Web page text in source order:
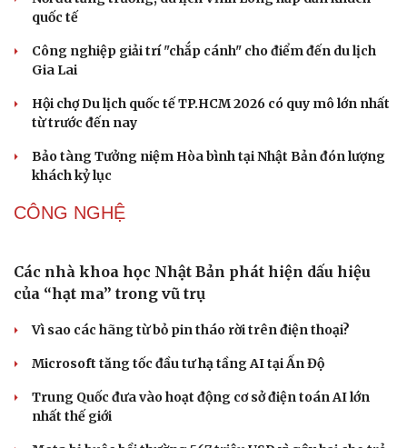
Sân khấu - Điện ảnh
Âm nhạc
Di sản
Sao Việt
truyền thống ở miền Tây
Phản ứng của Dwayne Johnson khi Moana bị giới phê
bình chê bai
The Odyssey vượt 1 tỷ USD, Christopher Nolan tái lập kỳ
tích sau 14 năm
Cần một hệ sinh thái trách nhiệm để ngăn âm nhạc lệch
chuẩn
Khi bảo tàng đưa hiện vật bước ra khỏi tủ kính trò
DU LỊCH
Những hương vị đưa TP.HCM thành thiên đường
ẩm thực đường phố hàng đầu thế giới
Nối đà tăng trưởng, du lịch Vĩnh Long hấp dẫn khách
quốc tế
Công nghiệp giải trí "chắp cánh" cho điểm đến du lịch